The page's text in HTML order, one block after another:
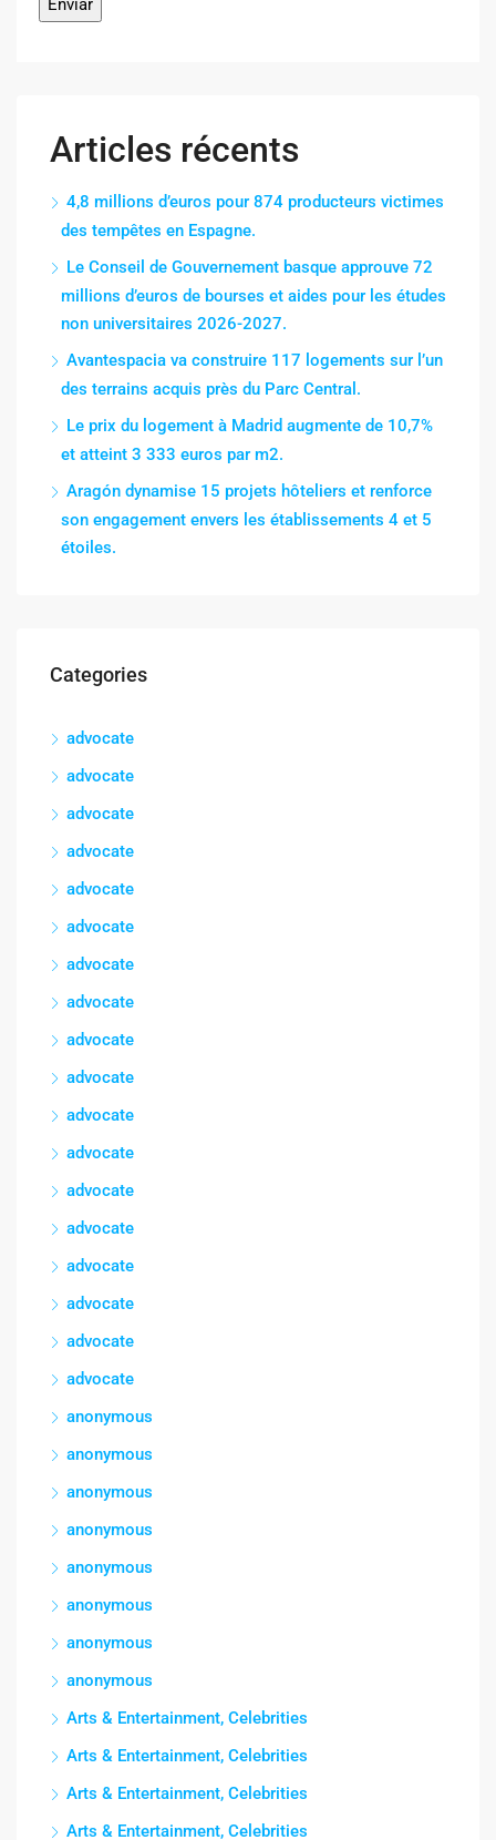
Articles récents
4,8 millions d’euros pour 874 producteurs victimes
des tempêtes en Espagne.
Le Conseil de Gouvernement basque approuve 72
millions d’euros de bourses et aides pour les études
non universitaires 2026-2027.
Avantespacia va construire 117 logements sur l’un
des terrains acquis près du Parc Central.
Le prix du logement à Madrid augmente de 10,7%
et atteint 3 333 euros par m2.
Aragón dynamise 15 projets hôteliers et renforce
son engagement envers les établissements 4 et 5
étoiles.
Categories
advocate
advocate
advocate
advocate
advocate
advocate
advocate
advocate
advocate
advocate
advocate
advocate
advocate
advocate
advocate
advocate
advocate
advocate
anonymous
anonymous
anonymous
anonymous
anonymous
anonymous
anonymous
anonymous
Arts & Entertainment, Celebrities
Arts & Entertainment, Celebrities
Arts & Entertainment, Celebrities
Arts & Entertainment, Celebrities